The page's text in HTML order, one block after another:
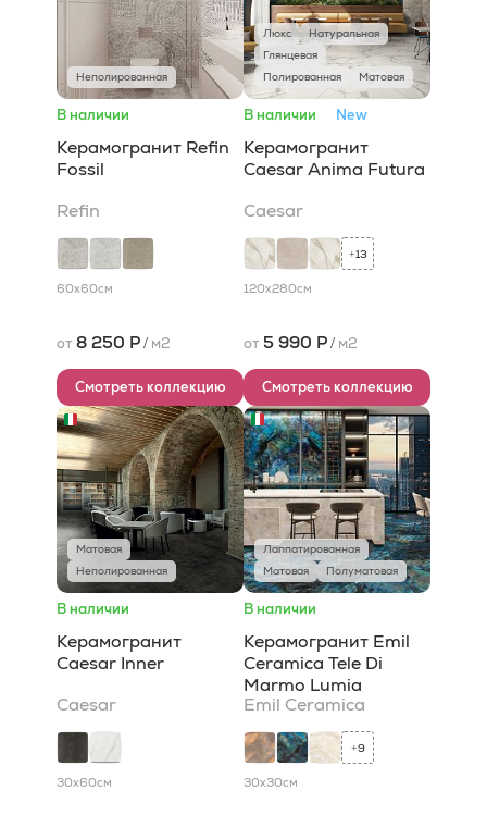
Неполированная
В наличии
Керамогранит Refin
Fossil
Refin
60x60см
от 8 250 Р/ м2
Смотреть коллекцию
Люкс
Натуральная
Глянцевая
Полированная
Матовая
В наличии New
Керамогранит
Caesar Anima Futura
Caesar
+13
120x280см
от 5 990 Р/ м2
Смотреть коллекцию
Матовая
Неполированная
В наличии
Керамогранит
Caesar Inner
Caesar
30x60см
Лаппатированная
Матовая
Полуматовая
В наличии
Керамогранит Emil
Ceramica Tele Di
Marmo Lumia
Emil Ceramica
+9
30x30см